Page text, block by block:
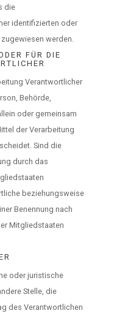
die
identifizierten oder
werden.
FÜR DIE
Verantwortlicher
Behörde,
oder gemeinsam
der Verarbeitung
Sind die
durch das
beziehungsweise
Benennung nach
Mitgliedstaaten
oder juristische
Stelle, die
des Verantwortlichen